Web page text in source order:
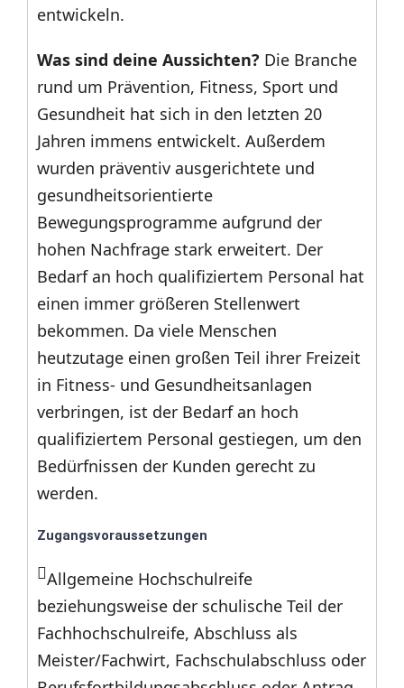
entwickeln.
Was sind deine Aussichten? Die Branche
rund um Prävention, Fitness, Sport und
Gesundheit hat sich in den letzten 20
Jahren immens entwickelt. Außerdem
wurden präventiv ausgerichtete und
gesundheitsorientierte
Bewegungsprogramme aufgrund der
hohen Nachfrage stark erweitert. Der
Bedarf an hoch qualifiziertem Personal hat
einen immer größeren Stellenwert
bekommen. Da viele Menschen
heutzutage einen großen Teil ihrer Freizeit
in Fitness- und Gesundheitsanlagen
verbringen, ist der Bedarf an hoch
qualifiziertem Personal gestiegen, um den
Bedürfnissen der Kunden gerecht zu
werden.
Zugangsvoraussetzungen
Allgemeine Hochschulreife
beziehungsweise der schulische Teil der
Fachhochschulreife, Abschluss als
Meister/Fachwirt, Fachschulabschluss oder